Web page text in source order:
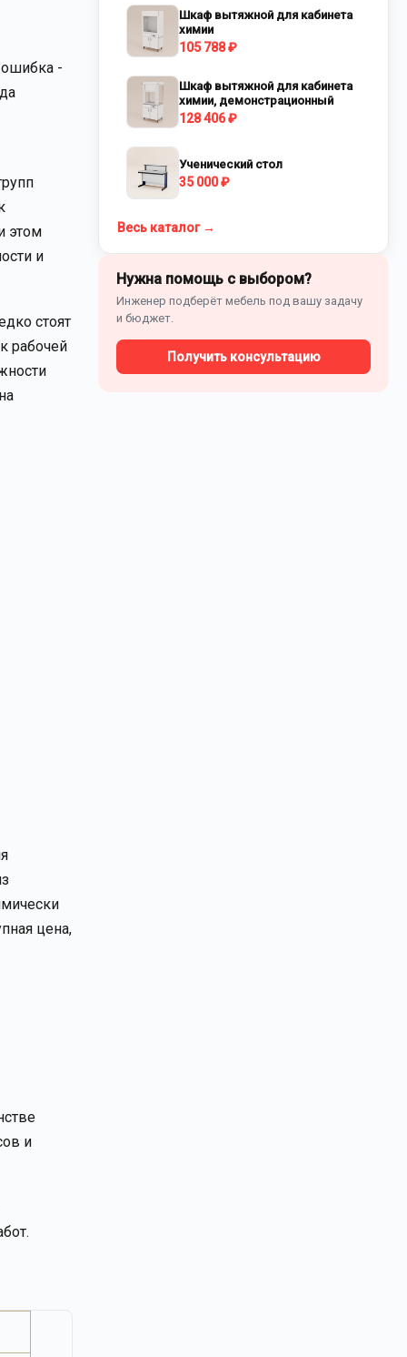
ошибка -
этом
и
стоят
рабочей
цена,
и
Шкаф вытяжной для кабинета
химии
105 788 ₽
Шкаф вытяжной для кабинета
химии, демонстрационный
128 406 ₽
Ученический стол
35 000 ₽
Весь каталог →
Нужна помощь с выбором?
Инженер подберёт мебель под вашу задачу
и бюджет.
Получить консультацию